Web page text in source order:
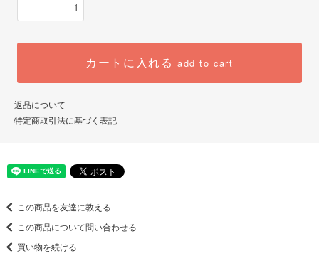
カートに入れるadd to cart
返品について
特定商取引法に基づく表記
この商品を友達に教える
この商品について問い合わせる
買い物を続ける